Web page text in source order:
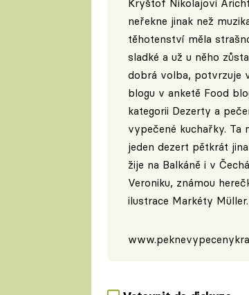
Kryštof Nikolajovi
neřekne jinak než
těhotenství měla
sladké a už u něho
dobrá volba, potvrzuje
blogu v anketě Food
kategorii Dezerty a
vypečené kuchařky. Ta
jeden dezert pětkrát
žije na Balkáně i v
Veroniku, známou
ilustrace Markéty Müller.